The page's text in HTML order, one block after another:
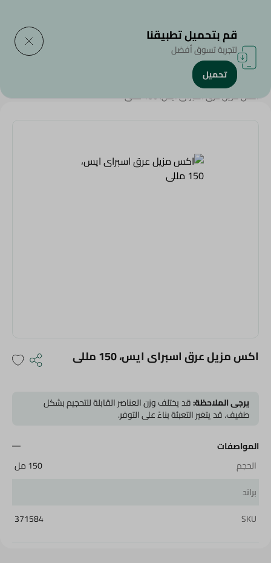
الرئيسية/الجمال والعناية الشخصية
اكس مزيل عرق اسبراى ايس، 150 مللى
اكس مزيل عرق اسبراى ايس، 150 مللى
يرجى الملاحظة:قد يختلف وزن العناصر القابلة للتحجيم بشكل
طفيف. قد يتغير التعبئة بناءً على التوفر.
المواصفات
الحجم
150 مل
براند
SKU
371584
قم بتحميل تطبيقنا
لتجربة تسوق أفضل
تحميل